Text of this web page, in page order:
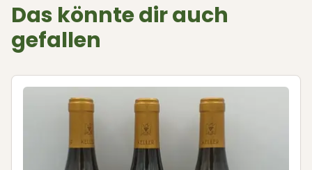
Das könnte dir auch
gefallen